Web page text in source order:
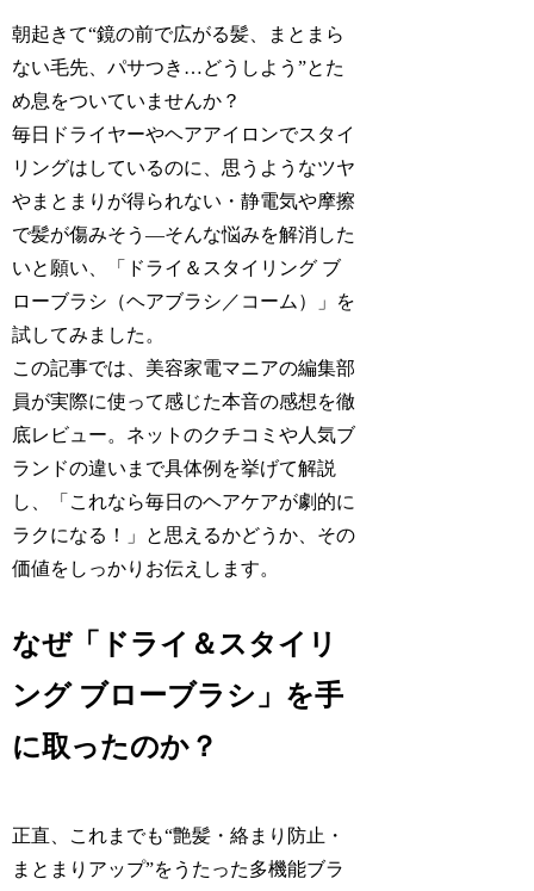
朝起きて“鏡の前で広がる髪、まとまら
ない毛先、パサつき…どうしよう”とた
め息をついていませんか？
毎日ドライヤーやヘアアイロンでスタイ
リングはしているのに、思うようなツヤ
やまとまりが得られない・静電気や摩擦
で髪が傷みそう―そんな悩みを解消した
いと願い、「ドライ＆スタイリング ブ
ローブラシ（ヘアブラシ／コーム）」を
試してみました。
この記事では、美容家電マニアの編集部
員が実際に使って感じた本音の感想を徹
底レビュー。ネットのクチコミや人気ブ
ランドの違いまで具体例を挙げて解説
し、「これなら毎日のヘアケアが劇的に
ラクになる！」と思えるかどうか、その
価値をしっかりお伝えします。
なぜ「ドライ＆スタイリ
ング ブローブラシ」を手
に取ったのか？
正直、これまでも“艶髪・絡まり防止・
まとまりアップ”をうたった多機能ブラ